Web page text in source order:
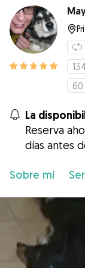
60
La
Reserva
días antes
Sobre mí